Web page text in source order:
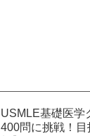
USMLE基礎医学
400問に挑戦！